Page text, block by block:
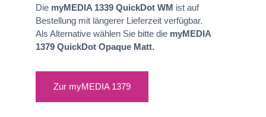
Die myMEDIA 1339 QuickDot WM ist auf
Bestellung mit längerer Lieferzeit verfügbar.
Als Alternative wählen Sie bitte die myMEDIA
1379 QuickDot Opaque Matt.
Zur myMEDIA 1379